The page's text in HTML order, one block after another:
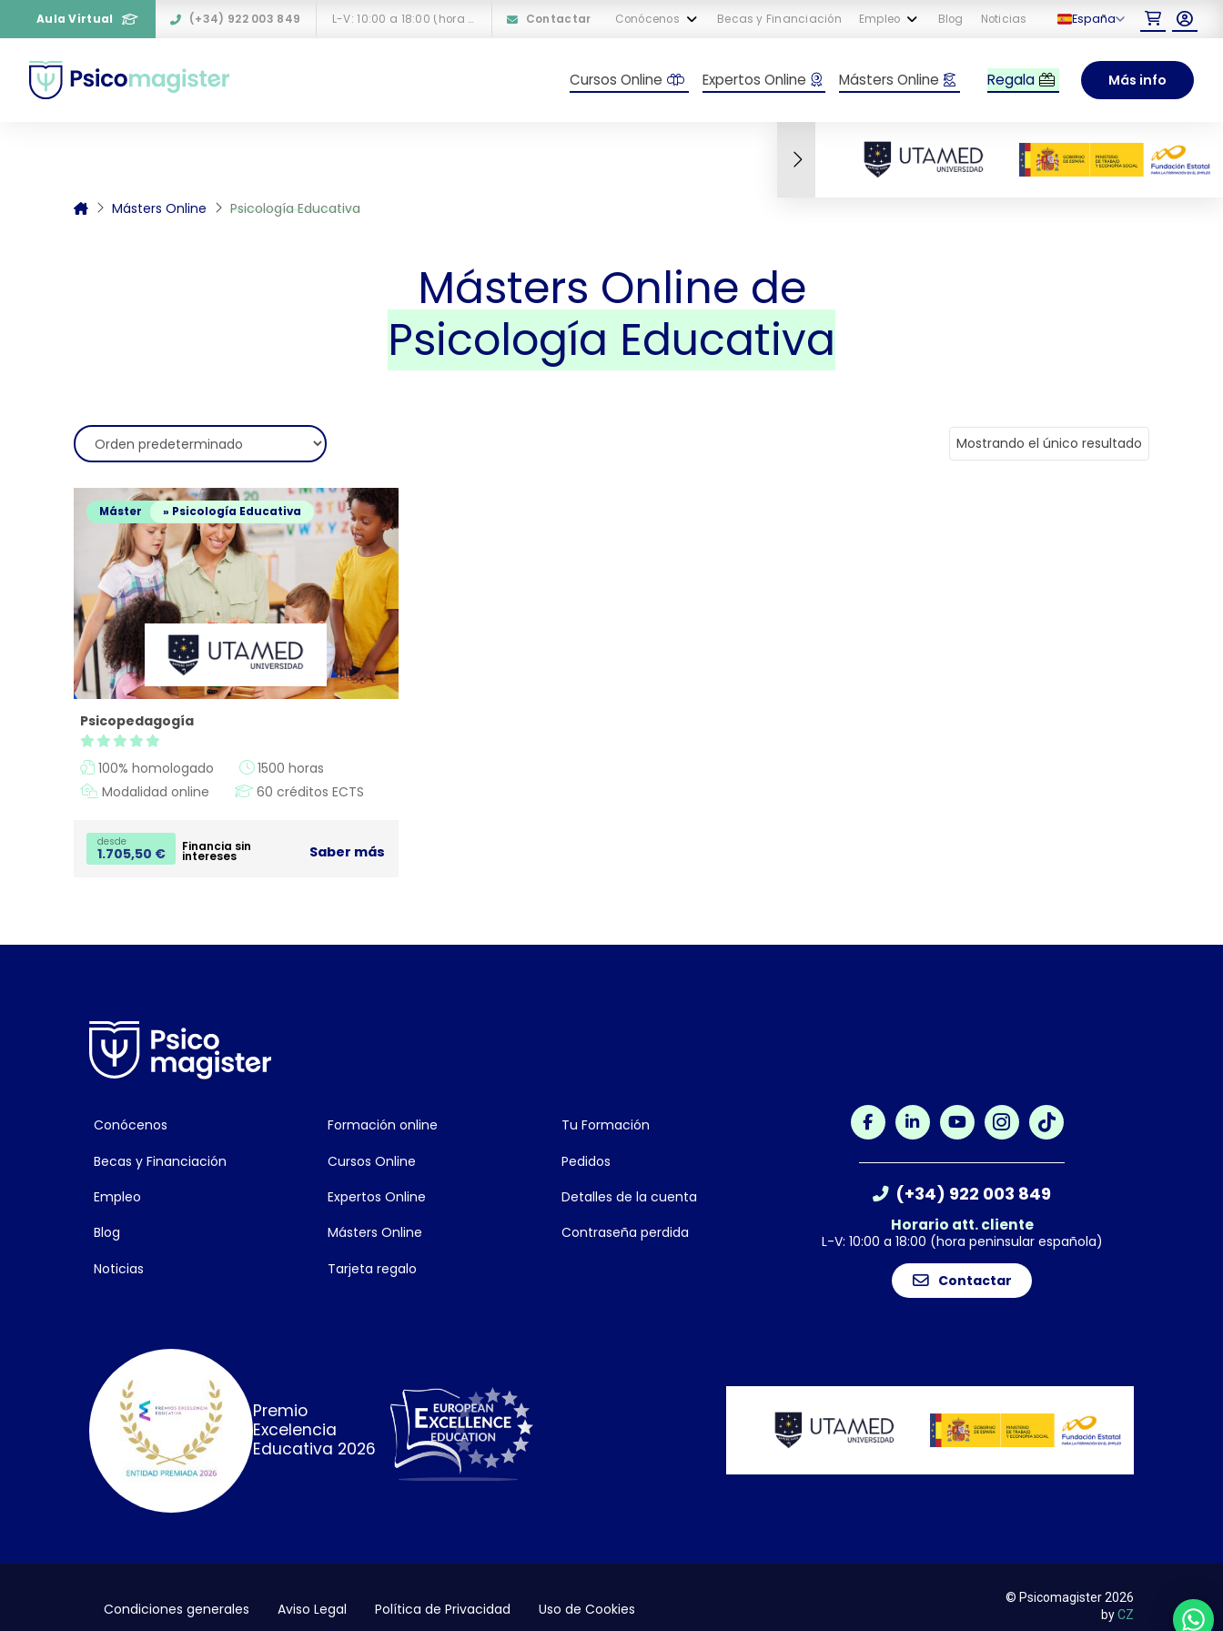
Aula Virtual (+34) 922 003 849 L-V: 10:00 a 18:00 (hora peninsular española) Contactar Conócenos Becas y Financiación Empleo Blog Noticias España
Cursos Online Expertos Online Másters Online Regala Más info
Másters Online Psicología Educativa
Másters Online de
Psicología Educativa
Mostrando el único resultado
Máster » Psicología Educativa
Psicopedagogía
100% homologado
1500 horas
Modalidad online
60 créditos ECTS
desde
1.705,50 € Financia sin
intereses Saber más
Conócenos
Becas y Financiación
Empleo
Blog
Noticias
Formación online
Cursos Online
Expertos Online
Másters Online
Tarjeta regalo
Tu Formación
Pedidos
Detalles de la cuenta
Contraseña perdida
(+34) 922 003 849
Horario att. cliente
L-V: 10:00 a 18:00 (hora peninsular española)
Contactar
Premio
Excelencia
Educativa 2026
Condiciones generales Aviso Legal Política de Privacidad Uso de Cookies
© Psicomagister 2026
byCZ
¿Necesitas más información sobre un curso?